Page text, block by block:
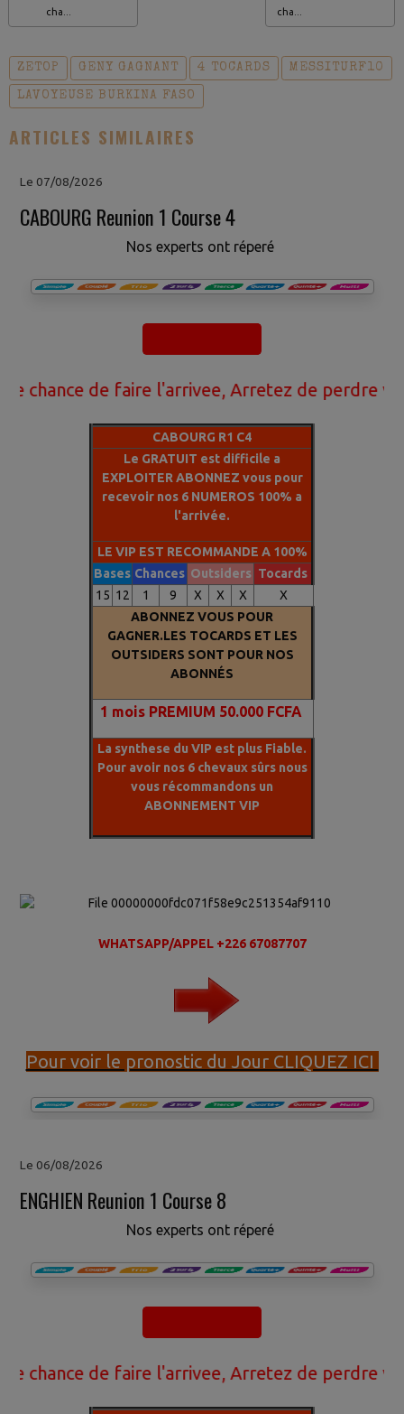
cha...
cha...
ZETOP GENY GAGNANT 4 TOCARDS MESSITURF10
LAVOYEUSE BURKINA FASO
ARTICLES SIMILAIRES
Le 07/08/2026
CABOURG Reunion 1 Course 4
Nos experts ont réperé
de faire l'arrivee, Arretez de perdre
CABOURG R1 C4
Le GRATUIT est difficile a
EXPLOITER ABONNEZ vous pour
recevoir nos 6 NUMEROS 100% a
l'arrivée.
LE VIP EST RECOMMANDE A 100%
Bases Chances Outsiders Tocards
15 12 1 9 X X X
X
ABONNEZ VOUS POUR
GAGNER.LES TOCARDS ET LES
OUTSIDERS SONT POUR NOS
ABONNÉS
1 mois PREMIUM 50.000 FCFA
La synthese du VIP est plus Fiable.
Pour avoir nos 6 chevaux sûrs nous
vous récommandons un
ABONNEMENT VIP
WHATSAPP/APPEL +226 67087707
Pour voir le pronostic du Jour CLIQUEZ ICI
Le 06/08/2026
ENGHIEN Reunion 1 Course 8
Nos experts ont réperé
de faire l'arrivee, Arretez de perdre